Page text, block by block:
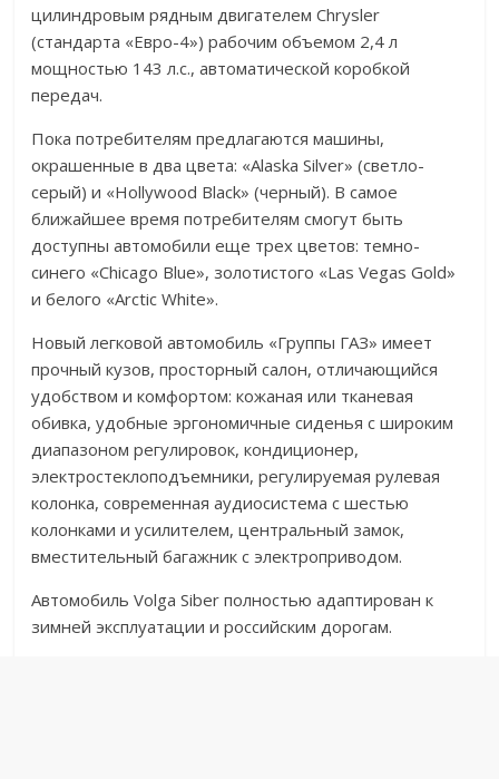
цилиндровым рядным двигателем Chrysler
(стандарта «Евро-4») рабочим объемом 2,4 л
мощностью 143 л.с., автоматической коробкой
передач.
Пока потребителям предлагаются машины,
окрашенные в два цвета: «Alaska Silver» (светло-
серый) и «Hollywood Black» (черный). В самое
ближайшее время потребителям смогут быть
доступны автомобили еще трех цветов: темно-
синего «Chicago Blue», золотистого «Las Vegas Gold»
и белого «Arctic White».
Новый легковой автомобиль «Группы ГАЗ» имеет
прочный кузов, просторный салон, отличающийся
удобством и комфортом: кожаная или тканевая
обивка, удобные эргономичные сиденья с широким
диапазоном регулировок, кондиционер,
электростеклоподъемники, регулируемая рулевая
колонка, современная аудиосистема с шестью
колонками и усилителем, центральный замок,
вместительный багажник с электроприводом.
Автомобиль Volga Siber полностью адаптирован к
зимней эксплуатации и российским дорогам.